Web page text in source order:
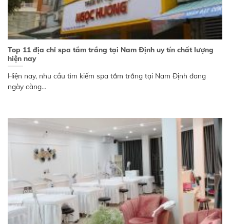
Top 11 địa chỉ spa tắm trắng tại Nam Định uy tín chất lượng
hiện nay
Hiện nay, nhu cầu tìm kiếm spa tắm trắng tại Nam Định đang
ngày càng...